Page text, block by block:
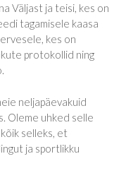
Väljast ja teisi, kes on
tagamisele kaasa
kes on
protokollid ning
neljapäevakuid
Oleme uhked selle
selleks, et
ja sportlikku